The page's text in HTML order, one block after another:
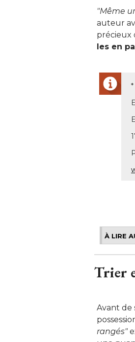
"Même
auteur
précieux
les en
*
À LIRE
Trier
Avant de
rangés"